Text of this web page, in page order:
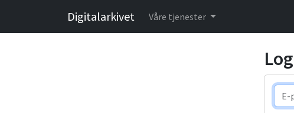
Digitalarkivet Våre tjenester
E-